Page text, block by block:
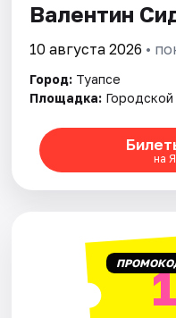
Валентин
10 августа 2026 •
Город: Туапсе
Площадка:
на